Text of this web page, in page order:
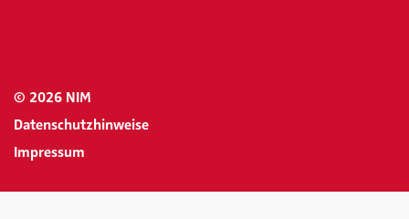
© 2026 NIM
Datenschutzhinweise
Impressum